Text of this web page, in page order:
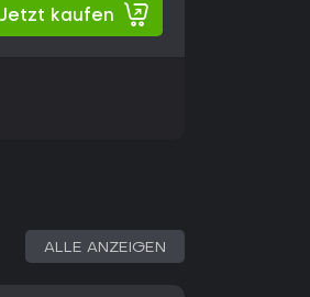
Jetzt kaufen
ALLE ANZEIGEN